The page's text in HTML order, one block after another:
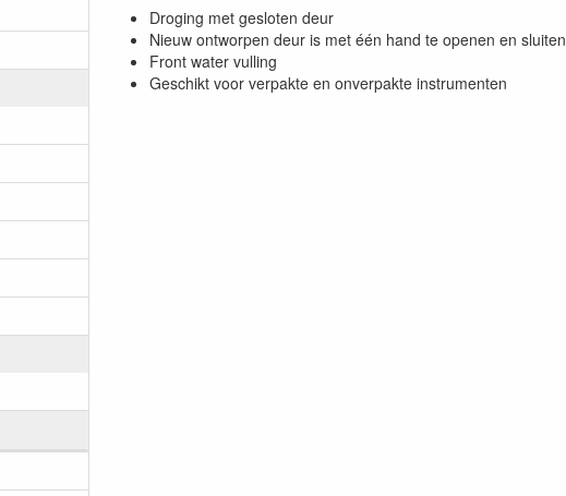
Droging met gesloten deur
Nieuw ontworpen deur is met één hand te openen en sluiten
Front water vulling
Geschikt voor verpakte en onverpakte instrumenten